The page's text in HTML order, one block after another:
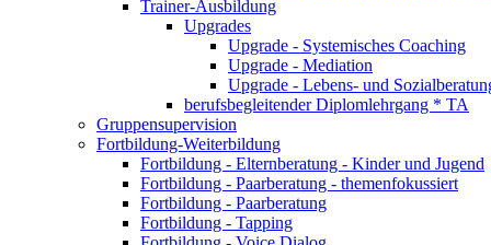
Trainer-Ausbildung
Upgrades
Upgrade - Systemisches Coaching
Upgrade - Mediation
Upgrade - Lebens- und
berufsbegleitender Diplomlehrgang * TA
Gruppensupervision
Fortbildung-Weiterbildung
Fortbildung - Elternberatung - Kinder und Jugend
Fortbildung - Paarberatung - themenfokussiert
Fortbildung - Paarberatung
Fortbildung - Tapping